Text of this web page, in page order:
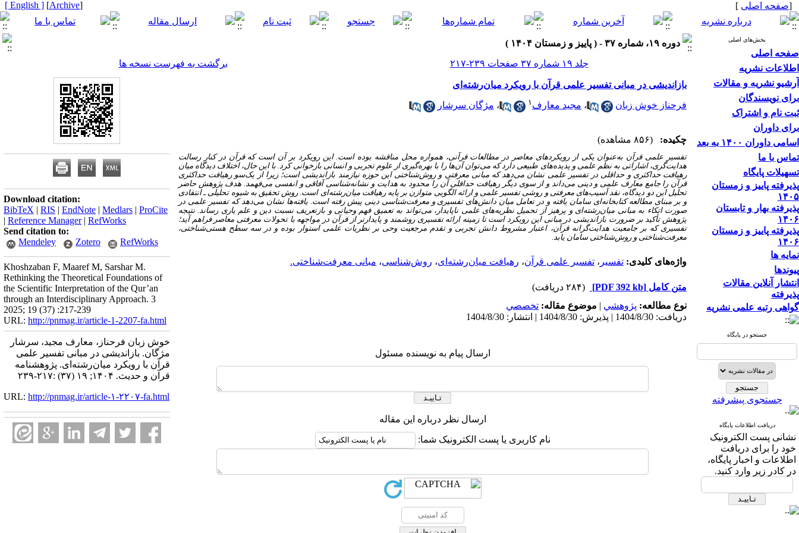
[صفحه اصلی ]
[
Archive
]
[ English ]
بخش‌های اصلی
صفحه اصلی
اطلاعات نشریه
آرشیو نشریه و مقالات
برای نویسندگان
ثبت نام و اشتراک
برای داوران
اسامی داوران ۱۴۰۰ به بعد
تماس با ما
تسهیلات پایگاه
پذیرفته پاییز و زمستان
۱۴۰۵
پذیرفته بهار و تابستان
۱۴۰۶
پذیرفته پاییز و زمستان
۱۴۰۶
نمایه ها
پیوندها
انتشار آنلاین مقالات
پذیرفته
گواهی رتبه علمی نشریه
جستجو در پایگاه
جستجوی پیشرفته
دریافت اطلاعات پایگاه
نشانی پست الکترونیک
خود را برای دریافت
اطلاعات و اخبار پایگاه،
در کادر زیر وارد کنید.
دوره ۱۹، شماره ۳۷ - ( پاییز و زمستان ۱۴۰۴ )
جلد ۱۹ شماره ۳۷ صفحات ۲۳۹-۲۱۷
برگشت به فهرست نسخه ها
بازاندیشی در مبانی تفسیر علمی قرآن با رویکرد میان‌رشته‌ای
فرحناز خوش زبان ، مجید معارف ۱ ، مژگان سرشار
چکیده: (۸۵۶ مشاهده)
تفسیر علمی قرآن به‌عنوان یکی از رویکردهای معاصر در مطالعات قرآنی، همواره محل مناقشه بوده است. این رویکرد بر آن است که قرآن در کنار رسالت
هدایت‌گری، اشاراتی به نظم علمی و پدیده‌های طبیعی دارد که می‌توان آن‌ها را با بهره‌گیری از علوم تجربی و انسانی بازخوانی کرد. با این حال، اختلاف دیدگاه میان
رهیافت حداکثری و حداقلی در تفسیر علمی نشان می‌دهد که مبانی معرفتی و روش‌شناختی این حوزه نیازمند بازاندیشی است؛ زیرا از یک‌سو رهیافت حداکثری
قرآن را جامع معارف علمی و دینی می‌داند و از سوی دیگر رهیافت حداقلی آن را محدود به هدایت و نشانه‌شناسی آفاقی و انفسی می‌فهمد. هدف پژوهش حاضر
تحلیل این دو دیدگاه، نقد آسیب‌های معرفتی و روشی تفسیر علمی و ارائه الگویی متوازن بر پایه رهیافت میان‌رشته‌ای است. روش تحقیق به شیوه تحلیلی ـ انتقادی
و بر مبنای مطالعه کتابخانه‌ای سامان یافته و در تعامل میان دانش‌های تفسیری و معرفت‌شناسی دینی پیش رفته است. یافته‌ها نشان می‌دهد که تفسیر علمی در
صورت اتکاء به مبانی میان‌رشته‌ای و پرهیز از تحمیل نظریه‌های علمی ناپایدار، می‌تواند به تعمیق فهم وحیانی و بازتعریف نسبت دین و علم یاری رساند. نتیجه
پژوهش تأکید بر ضرورت بازاندیشی در مبانی این رویکرد است تا زمینه ارائه تفسیری روشمند و پایدارتر از قرآن در مواجهه با تحولات معرفتی معاصر فراهم آید؛
تفسیری که بر جامعیت هدایت‌گرانه قرآن، اعتبار مشروط دانش تجربی و تقدم مرجعیت وحی بر نظریات علمی استوار بوده و در سه سطح هستی‌شناختی،
معرفت‌شناختی و روش‌شناختی سامان یابد.
واژه‌های کلیدی: تفسیر ، تفسیر علمی قرآن، رهیافت میان‌رشته‌ای، روش‌شناسی، مبانی معرفت‌شناختی.
متن کامل [PDF 392 kb]
(۲۸۴ دریافت)
نوع مطالعه: پژوهشي | موضوع مقاله: تخصصي
دریافت: 1404/8/30 | پذیرش: 1404/8/30 | انتشار: 1404/8/30
ارسال پیام به نویسنده مسئول
ارسال نظر درباره این مقاله
نام کاربری یا پست الکترونیک شما:
Download citation:
BibTeX | RIS | EndNote | Medlars | ProCite
| Reference Manager| RefWorks
Send citation to:
Mendeley
Zotero RefWorks
Khoshzaban F, Maaref M, Sarshar M.
Rethinking the Theoretical Foundations of
the Scientific Interpretation of the Qur’an
through an Interdisciplinary Approach. 3
2025; 19 (37) :217-239
URL: http://pnmag.ir/article-1-2207-fa.html
خوش زبان فرحناز، معارف مجید، سرشار
مژگان. بازاندیشی در مبانی تفسیر علمی
قرآن با رویکرد میان‌رشته‌ای. پژوهشنامه
قرآن و حدیث. ۱۴۰۴; ۱۹ (۳۷) :۲۱۷-۲۳۹
URL: http://pnmag.ir/article-۱-۲۲۰۷-fa.html